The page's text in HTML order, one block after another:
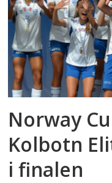
Norway
Kolbotn
i finalen